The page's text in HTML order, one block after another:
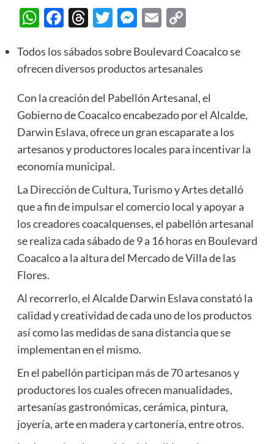
WhatsApp
Facebook
Threads
Twitter
Messenger
EmailCopy
Todos los sábados sobre Boulevard Coacalco se
ofrecen diversos productos artesanales
Con la creación del Pabellón Artesanal, el
Gobierno de Coacalco encabezado por el Alcalde,
Darwin Eslava, ofrece un gran escaparate a los
artesanos y productores locales para incentivar la
economía municipal.
La Dirección de Cultura, Turismo y Artes detalló
que a fin de impulsar el comercio local y apoyar a
los creadores coacalquenses, el pabellón artesanal
se realiza cada sábado de 9 a 16 horas en Boulevard
Coacalco a la altura del Mercado de Villa de las
Flores.
Al recorrerlo, el Alcalde Darwin Eslava constató la
calidad y creatividad de cada uno de los productos
así como las medidas de sana distancia que se
implementan en el mismo.
En el pabellón participan más de 70 artesanos y
productores los cuales ofrecen manualidades,
artesanías gastronómicas, cerámica, pintura,
joyería, arte en madera y cartonería, entre otros.